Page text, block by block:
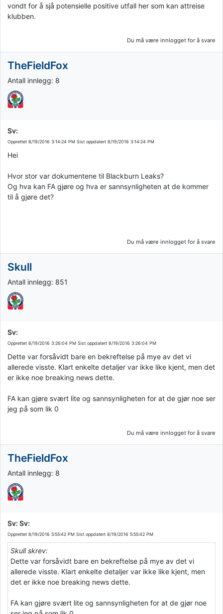
vondt for å sjå potensielle positive utfall her som kan attreise
klubben.
Du må være innlogget for å svare
TheFieldFox
Antall innlegg: 8
Sv:
Opprettet 8/19/2016 3:14:24 PM Sist oppdatert 8/19/2016 3:14:24 PM
Hei
Hvor stor var dokumentene til Blackburn Leaks?
Og hva kan FA gjøre og hva er sannsynligheten at de kommer
til å gjøre det?
Du må være innlogget for å svare
Skull
Antall innlegg: 851
Sv:
Opprettet 8/19/2016 3:26:04 PM Sist oppdatert 8/19/2016 3:26:04 PM
Dette var forsåvidt bare en bekreftelse på mye av det vi
allerede visste. Klart enkelte detaljer var ikke like kjent, men det
er ikke noe breaking news dette.
FA kan gjøre svært lite og sannsynligheten for at de gjør noe ser
jeg på som lik 0
Du må være innlogget for å svare
TheFieldFox
Antall innlegg: 8
Sv: Sv:
Opprettet 8/19/2016 5:55:42 PM Sist oppdatert 8/19/2016 5:55:42 PM
Skull skrev:
Dette var forsåvidt bare en bekreftelse på mye av det vi
allerede visste. Klart enkelte detaljer var ikke like kjent, men
det er ikke noe breaking news dette.
FA kan gjøre svært lite og sannsynligheten for at de gjør noe